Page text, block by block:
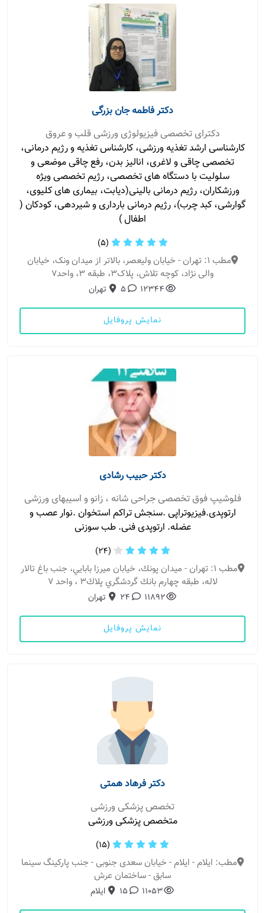
دکتر فاطمه جان بزرگی
دکترای تخصصی فیزیولوژی ورزشی قلب و عروق
کارشناسی ارشد تغذیه ورزشی، کارشناس تغذیه و رژیم درمانی،
تخصصی چاقی و لاغری، انالیز بدن، رفع چاقی موضعی و
سلولیت با دستگاه های تخصصی، رژیم تخصصی ویژه
ورزشکاران، رژیم درمانی بالینی(دیابت، بیماری های کلیوی،
گوارشی، کبد چرب)، رژیم درمانی بارداری و شیردهی، کودکان (
اطفال )
(5)
مطب 1: تهران - خیابان ولیعصر، بالاتر از میدان ونک، خیابان
والی نژاد، کوچه تلاش، پلاک3، طبقه 3، واحد7
12344
5 تهران
نمایش پروفایل
دکتر حبیب رشادی
فلوشیپ فوق تخصصی جراحی شانه ، زانو و اسیبهای ورزشی
ارتوپدی.فیزیوتراپی .سنجش تراکم استخوان .نوار عصب و
عضله. ارتوپدی فنی. طب سوزنی
(24)
مطب 1: تهران - ميدان پونك، خيابان ميرزا بابايي، جنب باغ تالار
لاله، طبقه چهارم بانك گردشگري پلاك٣ ، واحد ٧
11892
24 تهران
نمایش پروفایل
دکتر فرهاد همتی
تخصص پزشکی ورزشی
متخصص پزشکی ورزشی
(15)
مطب: ایلام - ایلام - خیابان سعدی جنوبی - جنب پارکینگ سینما
سابق - ساختمان عرش
11053
15 ایلام